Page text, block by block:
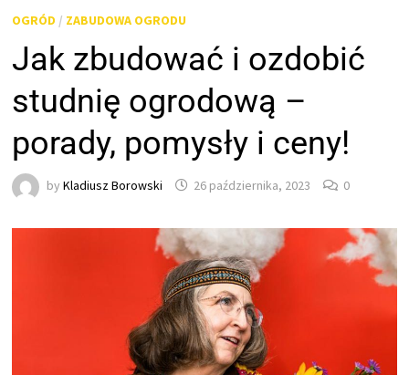
OGRÓD / ZABUDOWA OGRODU
Jak zbudować i ozdobić
studnię ogrodową –
porady, pomysły i ceny!
byKladiusz Borowski 26 października, 2023 0